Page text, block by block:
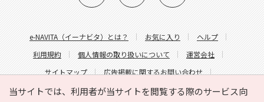
当サイトでは、利用者が当サイトを閲覧する際のサービス向
e-NAVITA（イーナビタ）とは？ お気に入り
ヘルプ
利用規約
個人情報の取り扱いについて
運営会社
サイトマップ
広告掲載に関するお問い合わせ
サイトの内容に関するお問い合わせ